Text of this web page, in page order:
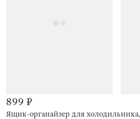
Ящик-органайзер для
899 ₽